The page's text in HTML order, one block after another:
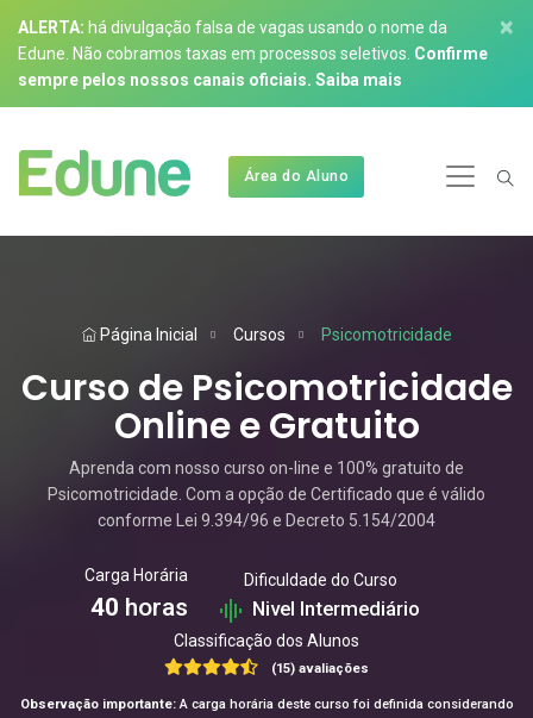
ALERTA: há divulgação falsa de vagas usando o nome da
Edune. Não cobramos taxas em processos seletivos. Confirme
sempre pelos nossos canais oficiais. Saiba mais
×
Área do Aluno
Página Inicial Cursos Psicomotricidade
Curso de Psicomotricidade
Online e Gratuito
Aprenda com nosso curso on-line e 100% gratuito de
Psicomotricidade. Com a opção de Certificado que é válido
conforme Lei 9.394/96 e Decreto 5.154/2004
Carga Horária
40 horas
Dificuldade do Curso
Nivel Intermediário
Classificação dos Alunos
(15) avaliações
Observação importante:A carga horária deste curso foi definida considerando